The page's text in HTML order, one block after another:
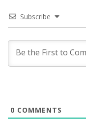
Subscribe
0 COMMENTS